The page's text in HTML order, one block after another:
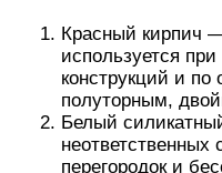
Красный кирпич
используется
конструкций и
полуторным,
Белый
неответственных
перегородок и